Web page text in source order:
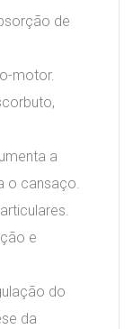
de
motor.
a
o cansaço.
e
do
da